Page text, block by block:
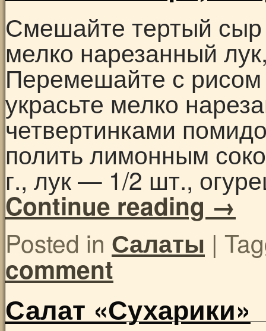
Смешайте тертый сыр
мелко нарезанный
Перемешайте с
украсьте мелко
четвертинками
полить лимонным
г., лук — 1/2 шт.,
Continue reading →
Posted in Салаты |
comment
Салат «Сухарики»